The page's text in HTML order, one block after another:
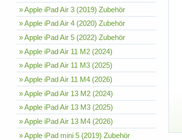
» Apple iPad Air 3 (2019) Zubehör
» Apple iPad Air 4 (2020) Zubehör
» Apple iPad Air 5 (2022) Zubehör
» Apple iPad Air 11 M2 (2024)
» Apple iPad Air 11 M3 (2025)
» Apple iPad Air 11 M4 (2026)
» Apple iPad Air 13 M2 (2024)
» Apple iPad Air 13 M3 (2025)
» Apple iPad Air 13 M4 (2026)
» Apple iPad mini 5 (2019) Zubehör